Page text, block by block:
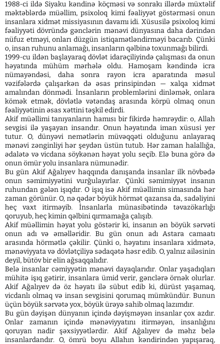
1988-ci ildə Siyaku kəndinə köçməsi və sonrakı illərdə müxtəlif
məktəblərdə müəllim, psixoloq kimi fəaliyyət göstərməsi onun
insanlara xidmət missiyasının davamı idi. Xüsusilə psixoloq kimi
fəaliyyəti dövründə gənclərin mənəvi dünyasına daha dərindən
nüfuz etməyi, onları düzgün istiqamətləndirməyi bacarıb. Çünki
o, insan ruhunu anlamağı, insanların qəlbinə toxunmağı bilirdi.
1999-cu ildən başlayaraq dövlət idarəçiliyində çalışması da onun
həyatında mühüm mərhələ oldu. Hamoşam kəndində icra
nümayəndəsi, daha sonra rayon icra aparatında məsul
vəzifələrdə çalışarkən də əsas prinsipindən — xalqa xidmət
amalından dönmədi. İnsanların problemlərini dinləmək, onlara
kömək etmək, dövlətlə vətəndaş arasında körpü olmaq onun
fəaliyyətinin əsas xəttini təşkil edirdi.
Akif müəllimi tanıyanların hamısı bir fikirdə həmrəydir: o, Allah
sevgisi ilə yaşayan insandır. Onun həyatında iman xüsusi yer
tutur. O, dünyəvi nemətlərin müvəqqəti olduğunu anlayaraq
mənəvi zənginliyi hər şeydən üstün tutub. Hər zaman halallığa,
ədalətə və vicdana söykənən həyat yolu seçib. Elə buna görə də
onun ömür yolu insanlara nümunədir.
Bu gün Akif Ağalıyev haqqında danışanda insanlar ilk növbədə
onun səmimiyyətini vurğulayırlar. Çünki səmimiyyət insanın
ruhundan gələn işıqdır. O işıq isə Akif müəllimin simasında hər
zaman görünür. O, nə qədər böyük hörmət qazansa da, sadəliyini
heç vaxt itirməyib. İnsanlarla münasibətində təvazökarlığı
qoruyub, heç kimin qəlbini qırmamağa çalışıb.
Akif müəllimin həyat yolu göstərir ki, insanın ən böyük sərvəti
onun adı və əməlləridir. Bu gün onun adı Astara camaatı
arasında hörmətlə çəkilir. Çünki o, həyatını insanlara xidmətə,
mənəviyyata və dövlətçiliyə sədaqətə həsr edib. O, yalnız ailəsinin
deyil, bütöv bir elin ağsaqqalıdır.
Belə insanlar cəmiyyətin mənəvi dayaqlarıdır. Onlar yaşadıqları
mühitə işıq gətirir, insanlara ümid verir, gənclərə örnək olurlar.
Akif Ağalıyev də öz həyatı ilə sübut edib ki, dürüst yaşamaq,
vicdanlı olmaq və insan sevgisini qorumaq mümkündür. Bunun
üçün böyük sərvətə yox, böyük ürəyə sahib olmaq lazımdır.
Bu gün dəyişən dünyanın içində dəyişməyən insanlar çox azdır.
Onlar zamanın içində mənəviyyatını itirməyən, insanlığını
qoruyan nadir şəxsiyyətlərdir. Akif Ağalıyev də məhz belə
insanlardandır. O, ömrü boyu Allahın kəndirindən yapışaraq,